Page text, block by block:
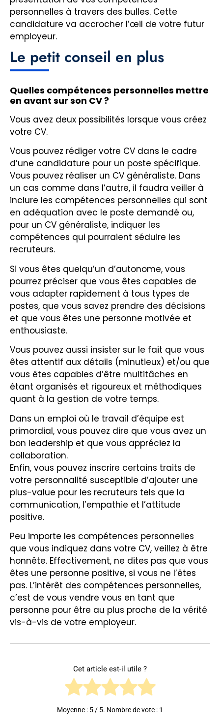
personnelles à travers des bulles. Cette
candidature va accrocher l’œil de votre futur
employeur.
Le petit conseil en plus
Quelles compétences personnelles mettre
en avant sur son CV ?
Vous avez deux possibilités lorsque vous créez
votre CV.
Vous pouvez rédiger votre CV dans le cadre
d’une candidature pour un poste spécifique.
Vous pouvez réaliser un CV généraliste. Dans
un cas comme dans l’autre, il faudra veiller à
inclure les compétences personnelles qui sont
en adéquation avec le poste demandé ou,
pour un CV généraliste, indiquer les
compétences qui pourraient séduire les
recruteurs.
Si vous êtes quelqu’un d’autonome, vous
pourrez préciser que vous êtes capables de
vous adapter rapidement à tous types de
postes, que vous savez prendre des décisions
et que vous êtes une personne motivée et
enthousiaste.
Vous pouvez aussi insister sur le fait que vous
êtes attentif aux détails (minutieux) et/ou que
vous êtes capables d’être multitâches en
étant organisés et rigoureux et méthodiques
quant à la gestion de votre temps.
Dans un emploi où le travail d’équipe est
primordial, vous pouvez dire que vous avez un
bon leadership et que vous appréciez la
collaboration.
Enfin, vous pouvez inscrire certains traits de
votre personnalité susceptible d’ajouter une
plus-value pour les recruteurs tels que la
communication, l’empathie et l’attitude
positive.
Peu importe les compétences personnelles
que vous indiquez dans votre CV, veillez à être
honnête. Effectivement, ne dites pas que vous
êtes une personne positive, si vous ne l’êtes
pas. L’intérêt des compétences personnelles,
c’est de vous vendre vous en tant que
personne pour être au plus proche de la vérité
vis-à-vis de votre employeur.
Cet article est-il utile ?
Moyenne : 5/ 5. Nombre de vote : 1